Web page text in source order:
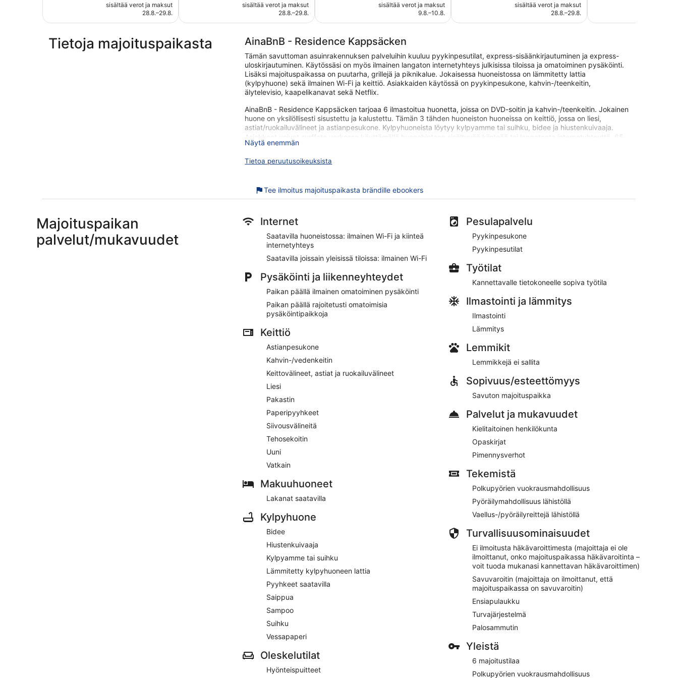
66 €
sisältää verot ja maksut
28.8.–29.8.
75 €
sisältää verot ja maksut
28.8.–29.8.
132 €
sisältää verot ja maksut
9.8.–10.8.
93 €
sisältää verot ja maksut
28.8.–29.8.
Tietoja majoituspaikasta AinaBnB - Residence Kappsäcken
Tämän savuttoman asuinrakennuksen palveluihin kuuluu pyykinpesutilat, express-sisäänkirjautuminen ja express-
uloskirjautuminen. Käytössäsi on myös ilmainen langaton internetyhteys julkisissa tiloissa ja omatoiminen pysäköinti.
Lisäksi majoituspaikassa on puutarha, grillejä ja piknikalue. Jokaisessa huoneistossa on lämmitetty lattia
(kylpyhuone) sekä ilmainen Wi-Fi ja keittiö. Asiakkaiden käytössä on pyykinpesukone, kahvin-/teenkeitin,
älytelevisio, kaapelikanavat sekä Netflix.
AinaBnB - Residence Kappsäcken tarjoaa 6 ilmastoitua huonetta, joissa on DVD-soitin ja kahvin-/teenkeitin. Jokainen
huone on yksilöllisesti sisustettu ja kalustettu. Tämän 3 tähden huoneiston huoneissa on keittiö, jossa on liesi,
astiat/ruokailuvälineet ja astianpesukone. Kylpyhuoneista löytyy kylpyamme tai suihku, bidee ja hiustenkuivaaja.
Asiakkaat voivat surffata verkossa käyttämällä huonehintaan sisältyvää kiinteää tai langatonta internetyhteyttä. 65-
tuumainen älytelevisio, kaapelikanavat ja Netflix.
Seuraavat aktiviteetit ovat saatavilla joko paikan päällä tai sen lähistöllä, ja ne saattavat olla maksullisia.
Majoituspaikka tarjoaa esimerkiksi ilmaisen Wi-Fi-yhteyden yleisissä tiloissa, ilmaisen omatoimisen pysäköinnin ja
pyykinpesutilat. Tässä 3 tähden asuinrakennuksessa on 6 huoneistoa. Jokaisessa huoneistossa tarjoaa asiakkaille
Jokaisessa huoneistossa tarjoaa asiakkaille keittiön, pyykinpesukoneen ja yksityisen pihan
Ilmainen Wi-Fi
Majoituspaikan palveluihin lukeutuvat pyykinpesutilat, kielitaitoinen henkilökunta ja terassi
Majoituspaikan alueella on tarjolla polkupyörien vuokrausmahdollisuus
Sijaitsee 10 minuutin kävelymatkan päässä kohteista Vanha kauppahalli ja Rewell Center (ostoskeskus)
AinaBnB - Residence Kappsäcken tarjoaa asiakkaiden käyttöön terassin, grillejä ja kielitaitoisen henkilökunnan. Wi-Fi
on saatavilla yleisissä tiloissa ilmaiseksi. AinaBnB - Residence Kappsäcken tarjoaa asiakkaiden käyttöön myös
puutarhan, piknikalueen ja pyykinpesutilat. Ilmainen omatoiminen pysäköinti on saatavilla.
Tämä 3 tähden huoneisto on savuton.
Näytä enemmän
Tietoa peruutusoikeuksista
Tee ilmoitus majoituspaikasta brändille ebookers
Majoituspaikan
palvelut/mukavuudet
Internet
Saatavilla huoneistossa: ilmainen Wi-Fi ja kiinteä
internetyhteys
Saatavilla joissain yleisissä tiloissa: ilmainen Wi-Fi
Pysäköinti ja liikenneyhteydet
Paikan päällä ilmainen omatoiminen pysäköinti
Paikan päällä rajoitetusti omatoimisia
pysäköintipaikkoja
Keittiö
Astianpesukone
Kahvin-/vedenkeitin
Keittovälineet, astiat ja ruokailuvälineet
Liesi
Pakastin
Paperipyyhkeet
Siivousvälineitä
Tehosekoitin
Uuni
Vatkain
Makuuhuoneet
Lakanat saatavilla
Kylpyhuone
Bidee
Hiustenkuivaaja
Kylpyamme tai suihku
Lämmitetty kylpyhuoneen lattia
Pyyhkeet saatavilla
Saippua
Sampoo
Suihku
Vessapaperi
Oleskelutilat
Hyönteispuitteet
Pesulapalvelu
Pyykinpesukone
Pyykinpesutilat
Työtilat
Kannettavalle tietokoneelle sopiva työtila
Ilmastointi ja lämmitys
Ilmastointi
Lämmitys
Lemmikit
Lemmikkejä ei sallita
Sopivuus/esteettömyys
Savuton majoituspaikka
Palvelut ja mukavuudet
Kielitaitoinen henkilökunta
Opaskirjat
Pimennysverhot
Tekemistä
Polkupyörien vuokrausmahdollisuus
Pyöräilymahdollisuus lähistöllä
Vaellus-/pyöräilyreittejä lähistöllä
Turvallisuusominaisuudet
Ei ilmoitusta häkävaroittimesta (majoittaja ei ole
ilmoittanut, onko majoituspaikassa häkävaroitinta –
voit tuoda mukanasi kannettavan häkävaroittimen)
Savuvaroitin (majoittaja on ilmoittanut, että
majoituspaikassa on savuvaroitin)
Ensiapulaukku
Turvajärjestelmä
Palosammutin
Yleistä
6 majoitustilaa
Polkupyörien vuokrausmahdollisuus